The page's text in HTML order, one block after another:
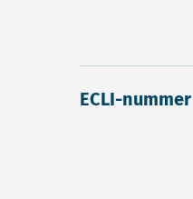
ECLI-nummer